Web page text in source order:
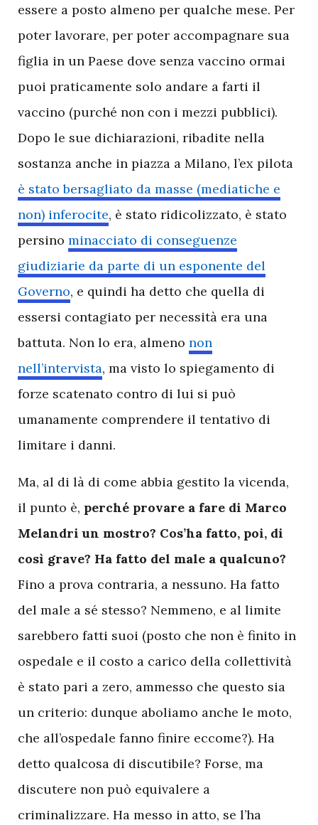
essere a posto almeno per qualche mese. Per
poter lavorare, per poter accompagnare sua
figlia in un Paese dove senza vaccino ormai
puoi praticamente solo andare a farti il
vaccino (purché non con i mezzi pubblici).
Dopo le sue dichiarazioni, ribadite nella
sostanza anche in piazza a Milano, l’ex pilota
è stato bersagliato da masse (mediatiche e
non) inferocite, è stato ridicolizzato, è stato
persino minacciato di conseguenze
giudiziarie da parte di un esponente del
Governo, e quindi ha detto che quella di
essersi contagiato per necessità era una
battuta. Non lo era, almeno non
nell’intervista, ma visto lo spiegamento di
forze scatenato contro di lui si può
umanamente comprendere il tentativo di
limitare i danni.
Ma, al di là di come abbia gestito la vicenda,
il punto è, perché provare a fare di Marco
Melandri un mostro? Cos’ha fatto, poi, di
così grave? Ha fatto del male a qualcuno?
Fino a prova contraria, a nessuno. Ha fatto
del male a sé stesso? Nemmeno, e al limite
sarebbero fatti suoi (posto che non è finito in
ospedale e il costo a carico della collettività
è stato pari a zero, ammesso che questo sia
un criterio: dunque aboliamo anche le moto,
che all’ospedale fanno finire eccome?). Ha
detto qualcosa di discutibile? Forse, ma
discutere non può equivalere a
criminalizzare. Ha messo in atto, se l’ha